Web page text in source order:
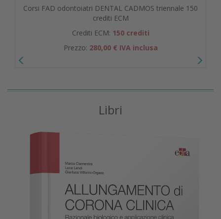
Corsi FAD odontoiatri DENTAL CADMOS triennale 150
crediti ECM
Crediti ECM: 150 crediti
Prezzo: 280,00 € IVA inclusa
Libri